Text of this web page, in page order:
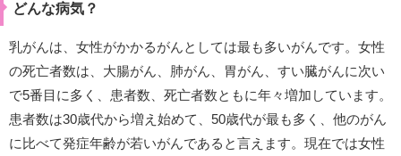
どんな病気？
乳がんは、女性がかかるがんとしては最も多いがんです。女性
の死亡者数は、大腸がん、肺がん、胃がん、すい臓がんに次い
で5番目に多く、患者数、死亡者数ともに年々増加しています。
患者数は30歳代から増え始めて、50歳代が最も多く、他のがん
に比べて発症年齢が若いがんであると言えます。現在では女性